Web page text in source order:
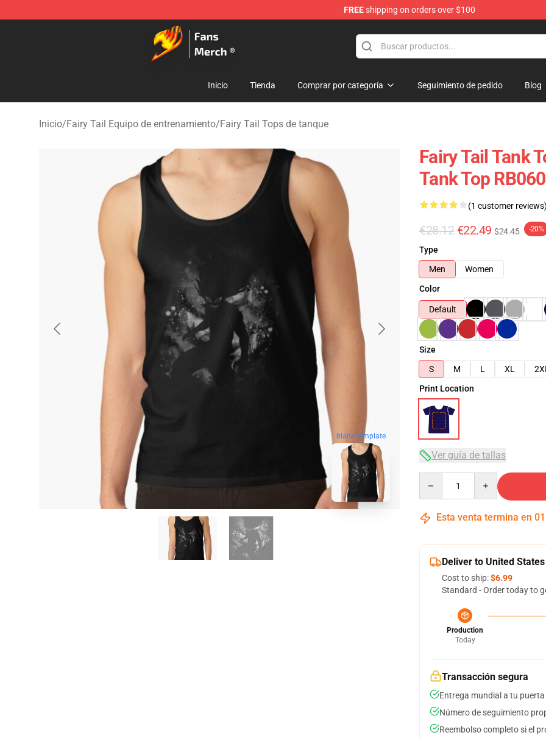
FREEshipping on orders over $100
Fairy Tail Store - Official Fairy Tail Merchandise Shop
Inicio Tienda Comprar por categoría Seguimiento de pedido Blog
Inicio/Fairy Tail Equipo de entrenamiento/Fairy Tail Tops de tanque
blank template
Fairy Tail Tank
Tank Top
(1 customer reviews)
€28.12 €22.49 $24.45 -20%
Type
Men
Women
Color
Default
Size
S
M L XL 2XL
Print Location
Ver guía de tallas
Esta venta termina en 01
Deliver to United States
Cost to ship:$6.99
Standard - Order today to
Production
Today
Transacción segura
Entrega mundial a tu puerta
Número de seguimiento
Reembolso completo si el